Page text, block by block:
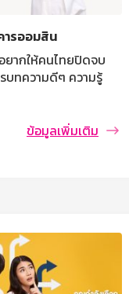
ารออมสิน
ยากให้คนไทยปิดจบ
บทความดีๆ ความรู้
ข้อมูลเพิ่มเติม